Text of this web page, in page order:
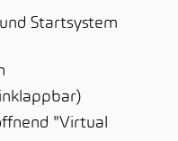
und Startsystem
"Virtual